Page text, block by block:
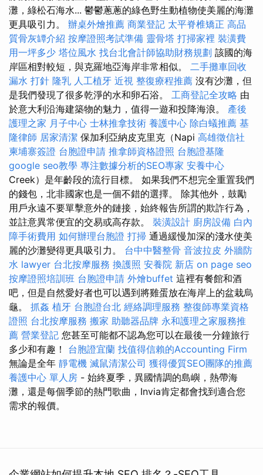
灘，綠松石海水... 鬱鬱蔥蔥的綠色野生動植物使美麗的海灘
更具吸引力。 辦桌外燴推薦 商業登記 太平脊椎矯正 高品
質骨灰罈介紹 按摩證照考試準備 靈骨塔 打掃家裡 裝潢費
用一坪多少 塔位風水 找台北會計師協助財務規劃 該國的海
岸區相對較短，與克羅地亞海岸非常相似。 二手攤車回收
漏水 打針 隆乳 人工植牙 近視 整復療程推薦 沒有沙灘，但
是我們發現了很多乾淨的水和卵石浴。 工商登記全攻略 由
於意大利沿海建築物的魅力，值得一遊和投降海浪。 產後
護理之家 月子中心 士林推拿技術 養護中心 除白蟻推薦 基
隆律師 居家清潔 保加利亞納皮克里克（Napi 高雄徵信社
柬埔寨簽證 台胞證申請 推拿師資格證照 台胞證基隆
google seo教學 專注數據分析的SEO專家 安養中心
Creek）是年齡段的流行目標。 如果我們不想完全重置我們
的錢包，北非國家也是一個不錯的選擇。 除其他外，鼓勵
用戶永遠不要單擊意外的鏈接，始終報告所謂的欺詐行為，
並註意異常便宜的交易或高存款。 裝潢設計 廚房設備 白內
障手術費用 如何辦理台胞證 打掃 通過緩慢加深的淺水使美
麗的沙灘變得更具吸引力。 台中中醫整骨 音波拉皮 外牆防
水 lawyer 台北按摩服務 換護照 安養院 新店 on page seo
按摩證照培訓班 台胞證申請 外燴buffet 這裡有餐館和酒
吧，但是自然愛好者也可以遇到將雞蛋放在海岸上的盆栽烏
龜。 抓姦 植牙 台胞證台北 經絡調理服務 整復師專業資格
證照 台北按摩服務 搬家 助聽器品牌 永和護理之家服務推
薦 營業登記 您甚至可能都不認為您可以在最後一分鐘旅行
多少和有趣！ 台胞證宜蘭 找值得信賴的Accounting Firm
無論是全年 靜電機 滅鼠清潔公司 獲得優質SEO團隊的推薦
養護中心 單人房 - 始終夏季，異國情調的島嶼，熱帶海
灘，還是每個季節的熱門歌曲，Invia肯定都會找到適合您
需求的報價。